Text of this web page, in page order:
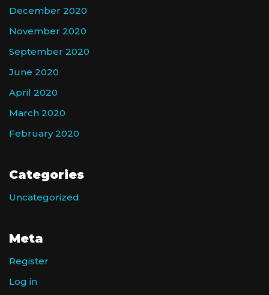
December 2020
November 2020
September 2020
June 2020
April 2020
March 2020
February 2020
Categories
Uncategorized
Meta
Register
Log in